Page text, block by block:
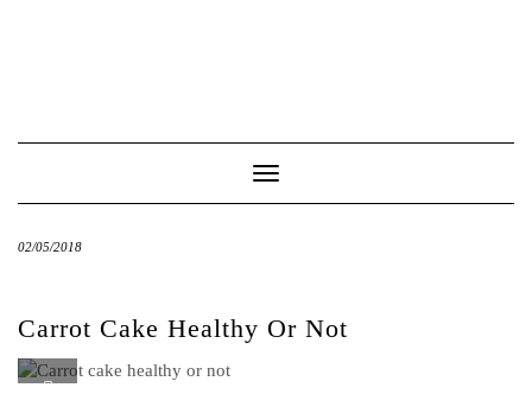
Toggle
Navigation
02/05/2018
Carrot Cake Healthy Or Not